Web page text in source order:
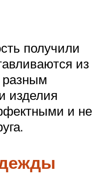
получили
из
разным
изделия
и не